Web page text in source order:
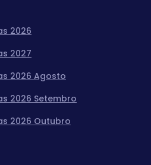
2026
2027
2026 Agosto
2026 Setembro
2026 Outubro